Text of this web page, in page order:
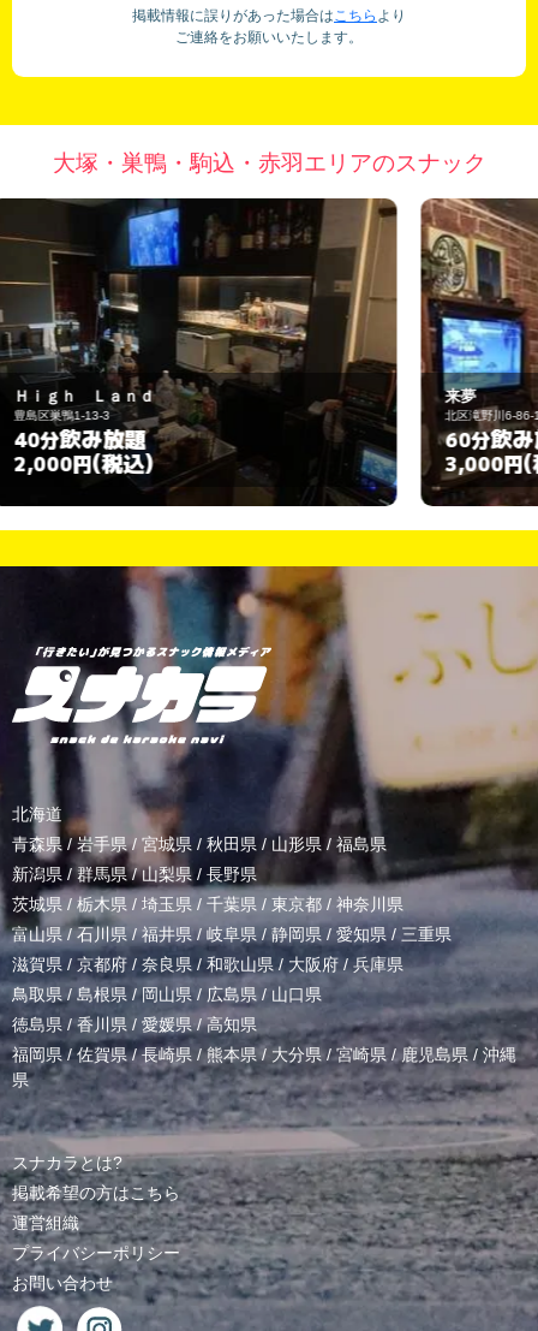
掲載情報に誤りがあった場合はこちら より
ご連絡をお願いいたします。
大塚・巣鴨・駒込・赤羽エリアのスナック
来夢
北区滝野川6-86-10
60分飲み放題
3,000円(税込)
北海道
青森県 / 岩手県/ 宮城県 / 秋田県 / 山形県/ 福島県
新潟県 /群馬県/山梨県 / 長野県
茨城県 / 栃木県 / 埼玉県 / 千葉県 / 東京都 / 神奈川県
富山県 /石川県/福井県/岐阜県 / 静岡県 / 愛知県 / 三重県
滋賀県 / 京都府 / 奈良県 / 和歌山県/ 大阪府 /兵庫県
鳥取県/ 島根県 /岡山県/ 広島県 / 山口県
徳島県 /香川県 / 愛媛県/高知県
福岡県/佐賀県/長崎県 /熊本県/ 大分県/宮崎県 /鹿児島県 / 沖縄
県
スナカラとは?
掲載希望の方はこちら
運営組織
プライバシーポリシー
お問い合わせ